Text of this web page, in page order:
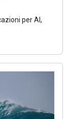
per AI,